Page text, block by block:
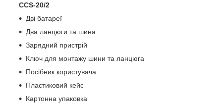
CCS-20/2
Дві батареї
Два ланцюги та шина
Зарядний пристрій
Ключ для монтажу шини та ланцюга
Посібник користувача
Пластиковий кейс
Картонна упаковка